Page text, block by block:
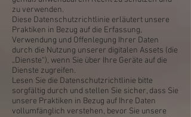
zu verwenden.
Diese Datenschutzrichtlinie erläutert unsere
Praktiken in Bezug auf die Erfassung,
Verwendung und Offenlegung Ihrer Daten
durch die Nutzung unserer digitalen Assets (die
„Dienste“), wenn Sie über Ihre Geräte auf die
Dienste zugreifen.
Lesen Sie die Datenschutzrichtlinie bitte
sorgfältig durch und stellen Sie sicher, dass Sie
unsere Praktiken in Bezug auf Ihre Daten
vollumfänglich verstehen, bevor Sie unsere